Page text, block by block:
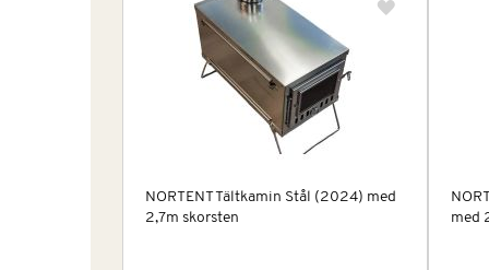
NORTENT Tältkamin Stål (2024) med
2,7m skorsten
med